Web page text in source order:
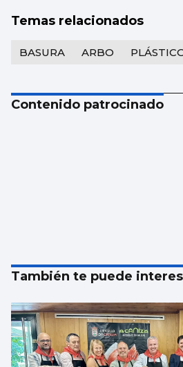
Temas relacionados
BASURA ARBO
Contenido patrocinado
También te puede